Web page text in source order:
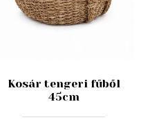
Kosár tengeri fűből
45cm